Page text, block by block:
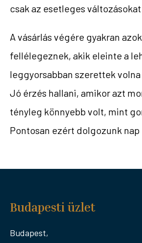
csak az esetleges
A vásárlás végére gyakran
fellélegeznek, akik eleinte a
leggyorsabban szerettek
Jó érzés hallani, amikor azt
tényleg könnyebb volt, mint
Pontosan ezért dolgozunk nap
Budapesti üzlet
Budapest,